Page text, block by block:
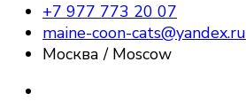
+7 977 773 20 07
maine-coon-cats@yandex.ru
Москва / Moscow